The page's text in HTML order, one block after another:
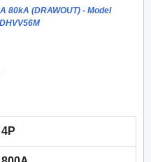
80kA (DRAWOUT) - Model
4P